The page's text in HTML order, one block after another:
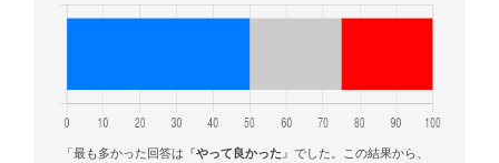
「最も多かった回答は『やって良かった』でした。この結果から、